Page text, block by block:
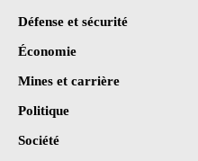
Défense et sécurité
Économie
Mines et carrière
Politique
Société